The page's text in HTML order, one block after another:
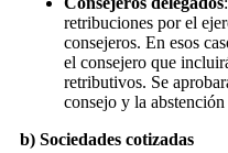
retribuciones por el
consejeros. En esos
el consejero que
retributivos. Se
consejo y la
b) Sociedades cotizadas